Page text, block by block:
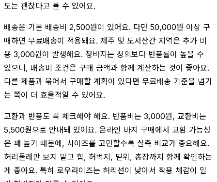
도는 괜찮다고 볼 수 있어요.
배송은 기본 배송비 2,500원이 있어요. 다만 50,000원 이상 구
매하면 무료배송이 적용돼요. 제주 및 도서산간 지역은 추가 비
용 3,000원이 발생해요. 청바지는 상의보다 반품률이 높을 수
있으니, 배송비 조건은 구매 금액과 함께 계산하는 것이 좋아요.
다른 제품과 묶어서 구매할 계획이 있다면 무료배송 기준을 넘기
는 쪽이 더 효율적일 수 있어요.
교환과 반품도 꼭 체크해야 해요. 반품비는 3,000원, 교환비는
5,500원으로 안내돼 있어요. 온라인 바지 구매에서 교환 가능성
은 꽤 높기 때문에, 사이즈를 고민할수록 실측 비교가 중요해요.
허리둘레만 보지 말고 힙, 허벅지, 밑위, 총장까지 함께 확인하는
게 좋아요. 특히 로우라이즈는 허리선이 낮아서 착용 체감이 일